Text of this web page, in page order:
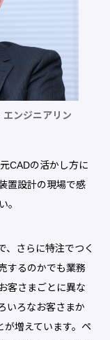
ンジニアリン
CADの活かし方に
置設計の現場で感
。
、さらに特注でつく
するのかでも業務
客さまごとに異な
いろなお客さまか
が増えています。ペ